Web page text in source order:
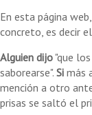
En esta página
concreto, es decir
Alguien dijo "que
saborearse". Si más
mención a otro
prisas se saltó el